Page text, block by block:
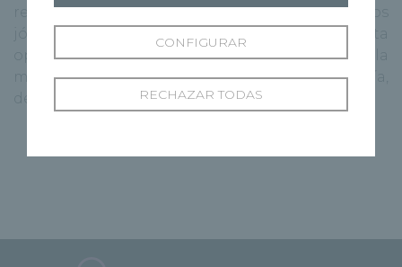
reproductiva, deportiva e intelectual de los
jóvenes y se alimenta desde el punto de vista
operativo de otras especialidades como la
medicina interna, ortopedia, psiquiatría,
dermatología, ginecología etc.
RECHAZAR TODAS
CONFIGURAR